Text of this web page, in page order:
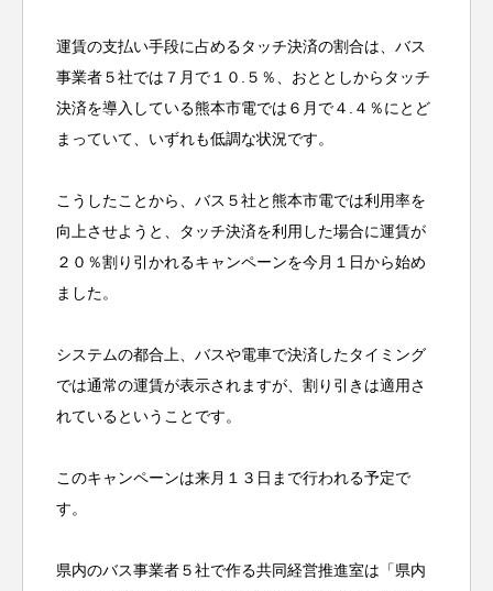
運賃の支払い手段に占めるタッチ決済の割合は、バス
事業者５社では７月で１０.５％、おととしからタッチ
決済を導入している熊本市電では６月で４.４％にとど
まっていて、いずれも低調な状況です。
こうしたことから、バス５社と熊本市電では利用率を
向上させようと、タッチ決済を利用した場合に運賃が
２０％割り引かれるキャンペーンを今月１日から始め
ました。
システムの都合上、バスや電車で決済したタイミング
では通常の運賃が表示されますが、割り引きは適用さ
れているということです。
このキャンペーンは来月１３日まで行われる予定で
す。
県内のバス事業者５社で作る共同経営推進室は「県内